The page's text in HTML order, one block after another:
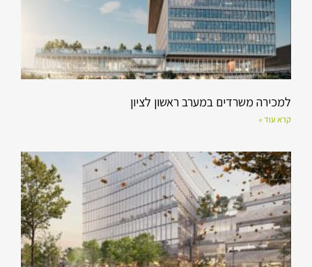
למכירה משרדים במערב ראשון לציון
קרא עוד »